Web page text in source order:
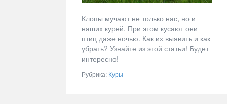
Клопы мучают не только нас, но и
наших курей. При этом кусают они
птиц даже ночью. Как их выявить и как
убрать? Узнайте из этой статьи! Будет
интересно!
Рубрика: Куры